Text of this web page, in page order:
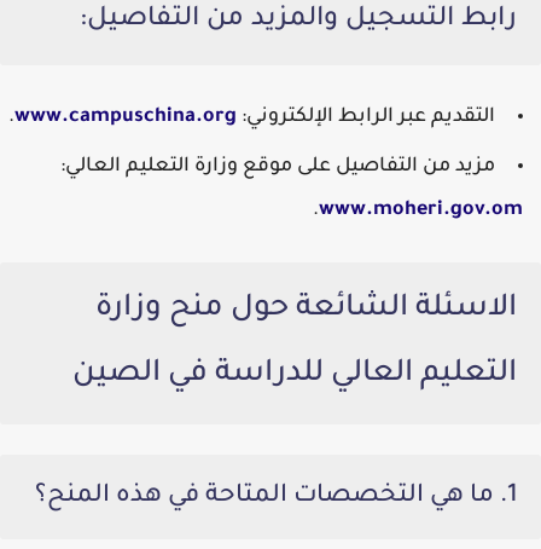
رابط التسجيل والمزيد من التفاصيل:
التقديم عبر الرابط الإلكتروني: www.campuschina.org
.
مزيد من التفاصيل على موقع وزارة التعليم العالي:
www.moheri.gov.om
.
الاسئلة الشائعة حول منح وزارة
التعليم العالي للدراسة في الصين
1. ما هي التخصصات المتاحة في هذه المنح؟